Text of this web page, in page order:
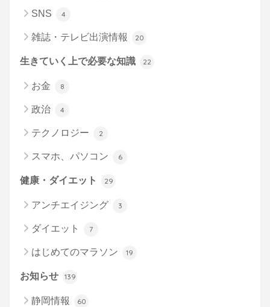
SNS 4
雑誌・テレビ出演情報 20
生きていく上で必要な知識 22
お金 8
政治 4
テクノロジー 2
スマホ、パソコン 6
健康・ダイエット 29
アンチエイジング 3
ダイエット 7
はじめてのマラソン 19
お知らせ 139
静岡情報 60